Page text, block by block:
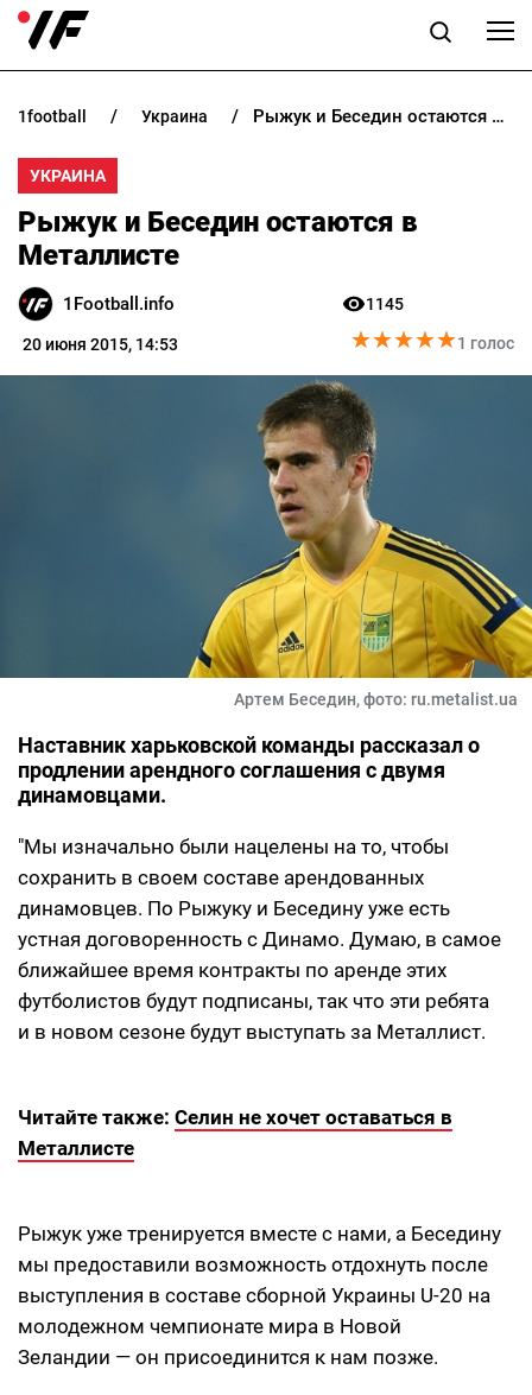
НОВОСТИ
ПРОГНОЗЫ
БУКМЕКЕРЫ
КАЗИНО
РАЗНОЕ
1football украина Рыжук и Беседин остаются в Металлисте
УКРАИНА
Рыжук и Беседин остаются в
Металлисте
1Football.info
20 июня 2015, 14:53
1145
★★★★★
★★★★★1 голос
Артем Беседин, фото: ru.metalist.ua
Наставник харьковской команды рассказал о
продлении арендного соглашения с двумя
динамовцами.
"Мы изначально были нацелены на то, чтобы
сохранить в своем составе арендованных
динамовцев. По Рыжуку и Беседину уже есть
устная договоренность с Динамо. Думаю, в самое
ближайшее время контракты по аренде этих
футболистов будут подписаны, так что эти ребята
и в новом сезоне будут выступать за Металлист.
Читайте также: Селин не хочет оставаться в
Металлисте
Рыжук уже тренируется вместе с нами, а Беседину
мы предоставили возможность отдохнуть после
выступления в составе сборной Украины U-20 на
молодежном чемпионате мира в Новой
Зеландии — он присоединится к нам позже.